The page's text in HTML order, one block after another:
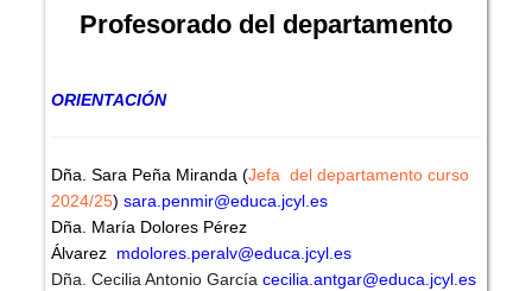
Profesorado del departamento
ORIENTACIÓN
Dña. Sara Peña Miranda (Jefa del departamento curso
2024/25) sara.penmir@educa.jcyl.es
Dña. María Dolores Pérez
Álvarez mdolores.peralv@educa.jcyl.es
Dña. Cecilia Antonio García cecilia.antgar@educa.jcyl.es